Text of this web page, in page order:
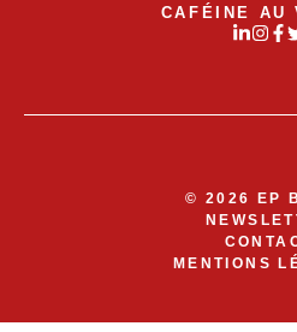
CAFÉINE AU
© 2026 EP
MENTIONS